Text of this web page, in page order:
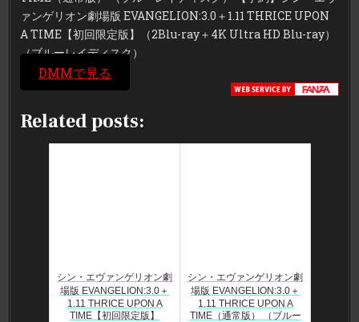
ァンゲリオン劇場版 EVANGELION:3.0＋1.11 THRICE UPON
A TIME【初回限定版】（2Blu-ray＋4K Ultra HD Blu-ray）
（ブルーレイディスク）
DMMで見る
Related posts:
シン・エヴァンゲリオン劇
場版 EVANGELION:3.0＋
1.11 THRICE UPON A
TIME【初回限定版】
シン・エヴァンゲリオン劇
場版 EVANGELION:3.0＋
1.11 THRICE UPON A
TIME（通常版） （ブルー